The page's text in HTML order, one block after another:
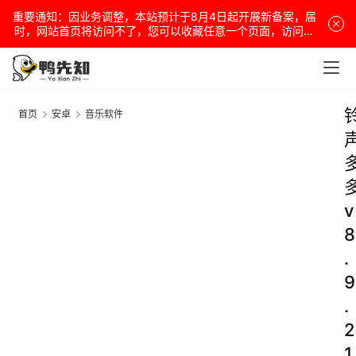
重要通知：因业务调整，本站预计于8月4日起开展新备案，届
时，网站首页将访问不了，您可以收藏任意一个页面，访问网
站！
首页 安卓 音乐软件
v
8
.
9
.
2